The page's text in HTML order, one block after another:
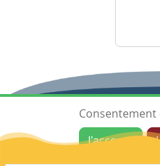
J'accepte